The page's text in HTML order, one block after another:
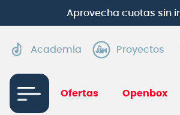
Aprovecha cuotas sin
Academia Proyectos
Ofertas Openbox